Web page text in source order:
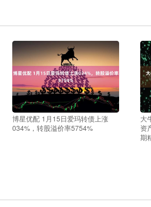
博星优配 1月15日爱玛转债上涨
034%，转股溢价率5754%
大
资
期